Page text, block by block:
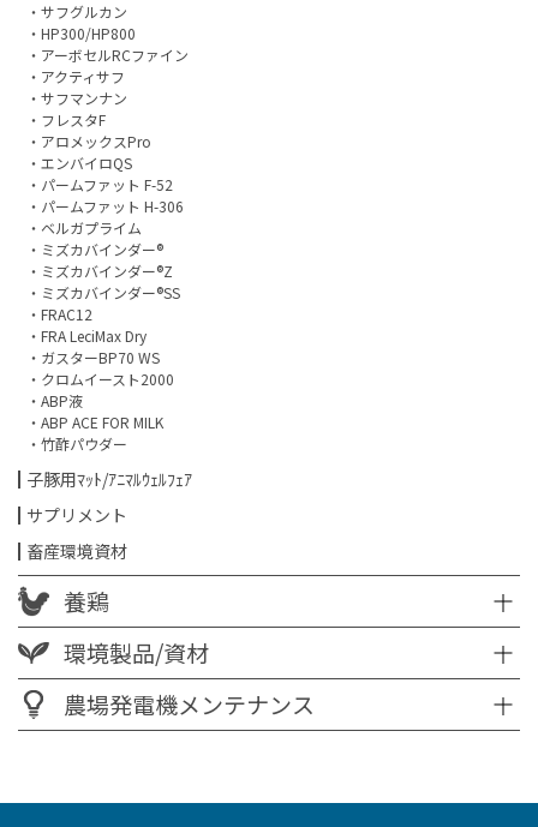
・サフグルカン
・HP300/HP800
・アーボセルRCファイン
・アクティサフ
・サフマンナン
・フレスタF
・アロメックスPro
・エンバイロQS
・パームファット F-52
・パームファット H-306
・ベルガプライム
・ミズカバインダー®
・ミズカバインダー®Z
・ミズカバインダー®SS
・FRAC12
・FRA LeciMax Dry
・ガスターBP70 WS
・クロムイースト2000
・ABP液
・ABP ACE FOR MILK
・竹酢パウダー
子豚用ﾏｯﾄ/ｱﾆﾏﾙｳｪﾙﾌｪｱ
サプリメント
畜産環境資材
養鶏
環境製品/資材
農場発電機メンテナンス